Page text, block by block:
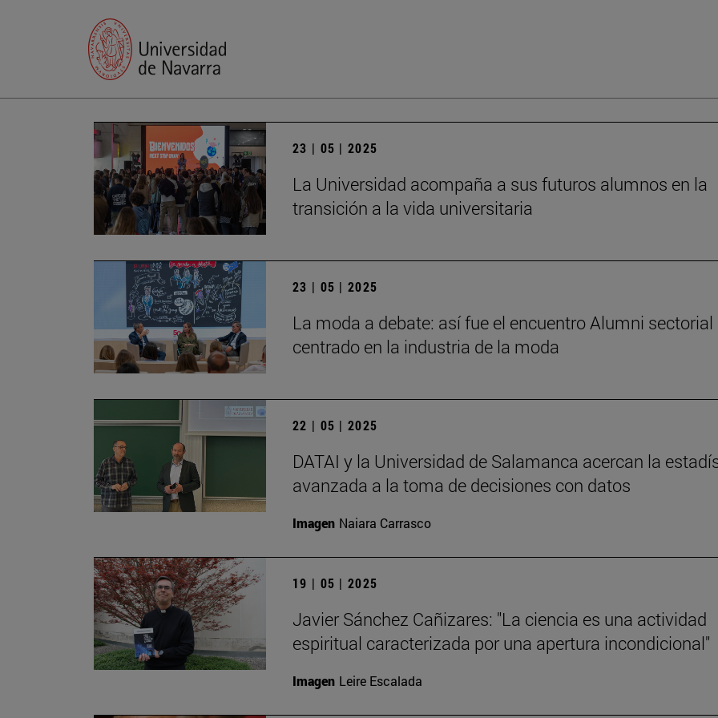
23 | 05 | 2025
La Universidad acompaña a sus futuros alumnos en la
transición a la vida universitaria
23 | 05 | 2025
La moda a debate: así fue el encuentro Alumni sectorial
centrado en la industria de la moda
22 | 05 | 2025
DATAI y la Universidad de Salamanca acercan la
avanzada a la toma de decisiones con datos
Imagen Naiara Carrasco
19 | 05 | 2025
Javier Sánchez Cañizares: "La ciencia es una actividad
espiritual caracterizada por una apertura incondicional"
Imagen Leire Escalada